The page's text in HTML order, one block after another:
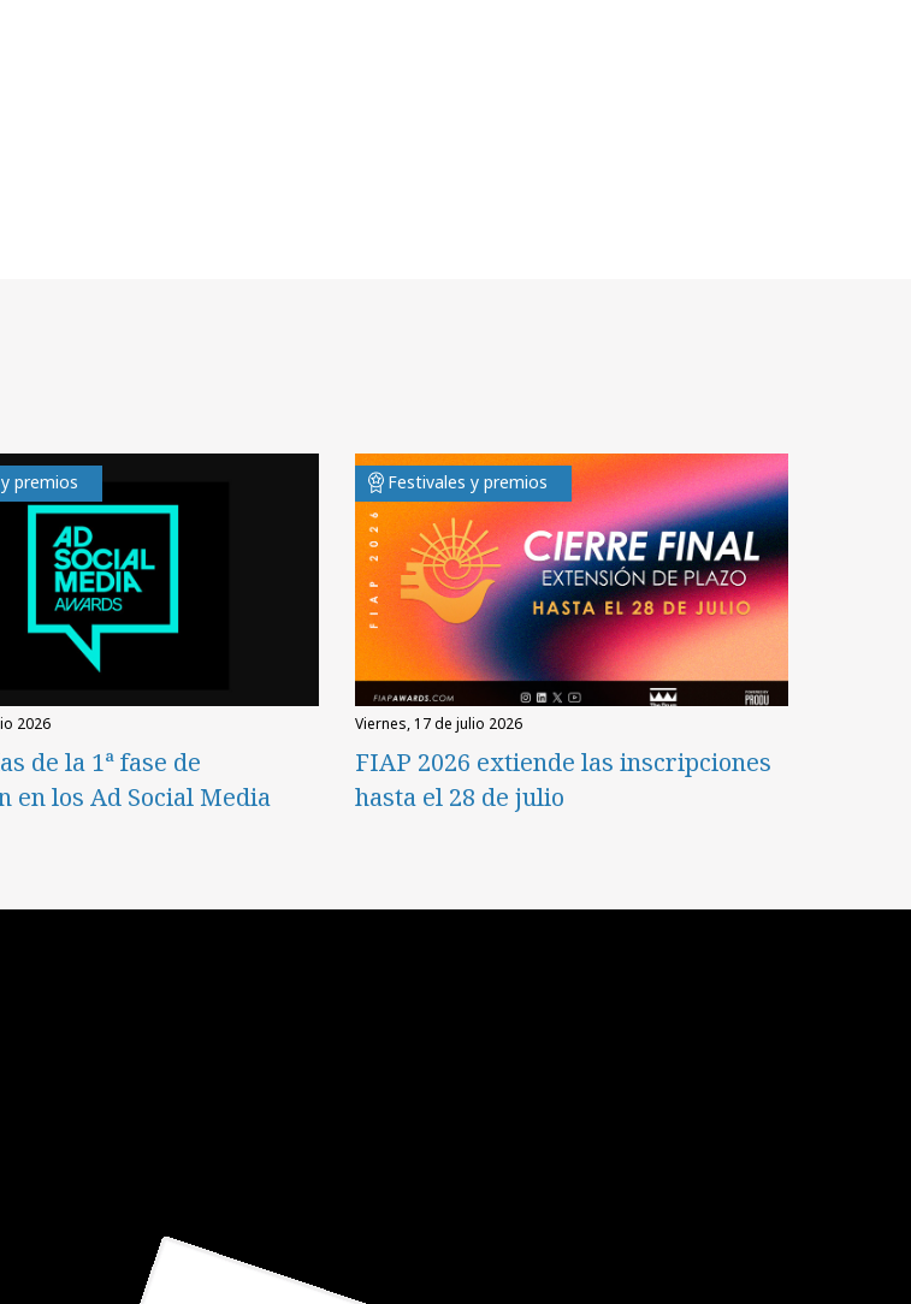
premios
2026
de la 1ª fase de
en los Ad Social Media
Festivales y premios
viernes, 17 de julio 2026
FIAP 2026 extiende las inscripciones
hasta el 28 de julio